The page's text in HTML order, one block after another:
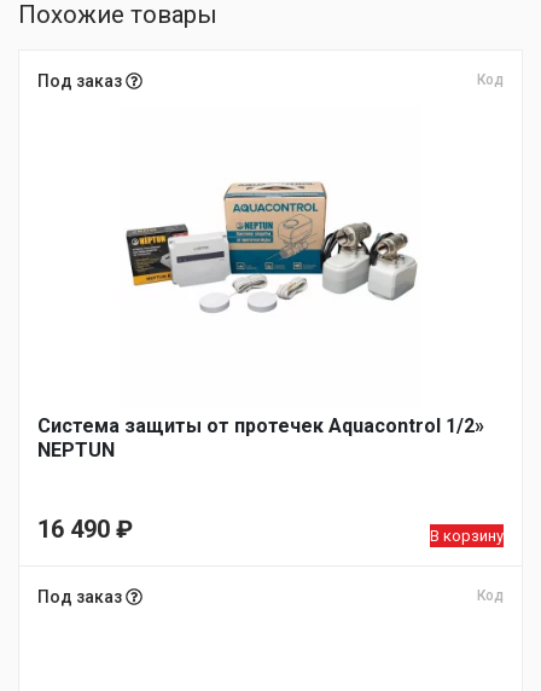
Похожие товары
Под заказ Код
Система защиты от протечек Aquacontrol 1/2»
NEPTUN
16 490 ₽ В корзину
Под заказ Код